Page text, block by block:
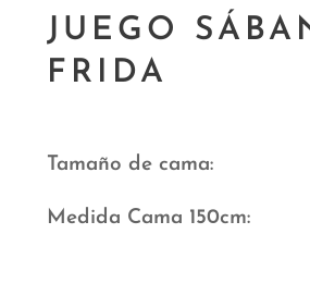
JUEGO
FRIDA
Tamaño de cama
Medida Cama 150cm